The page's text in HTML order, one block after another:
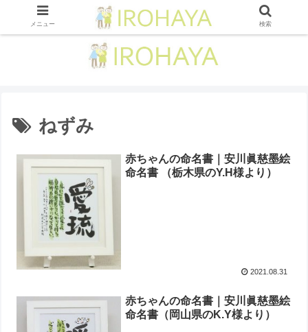
ねずみ
赤ちゃんの命名書｜安川眞慈墨絵
命名書 （栃木県のY.H様より）
2021.08.31
赤ちゃんの命名書｜安川眞慈墨絵
命名書（岡山県のK.Y様より ）
メニュー 検索